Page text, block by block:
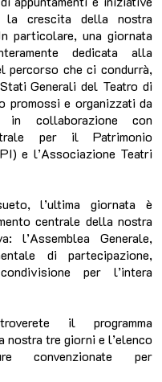
la crescita della nostra
particolare, una giornata
dedicata alla
percorso che ci condurrà,
Generali del Teatro di
promossi e organizzati da
in collaborazione con
per il Patrimonio
e l’Associazione Teatri
l’ultima giornata è
centrale della nostra
l’Assemblea Generale,
di partecipazione,
per l’intera
il programma
nostra tre giorni e l’elenco
convenzionate per